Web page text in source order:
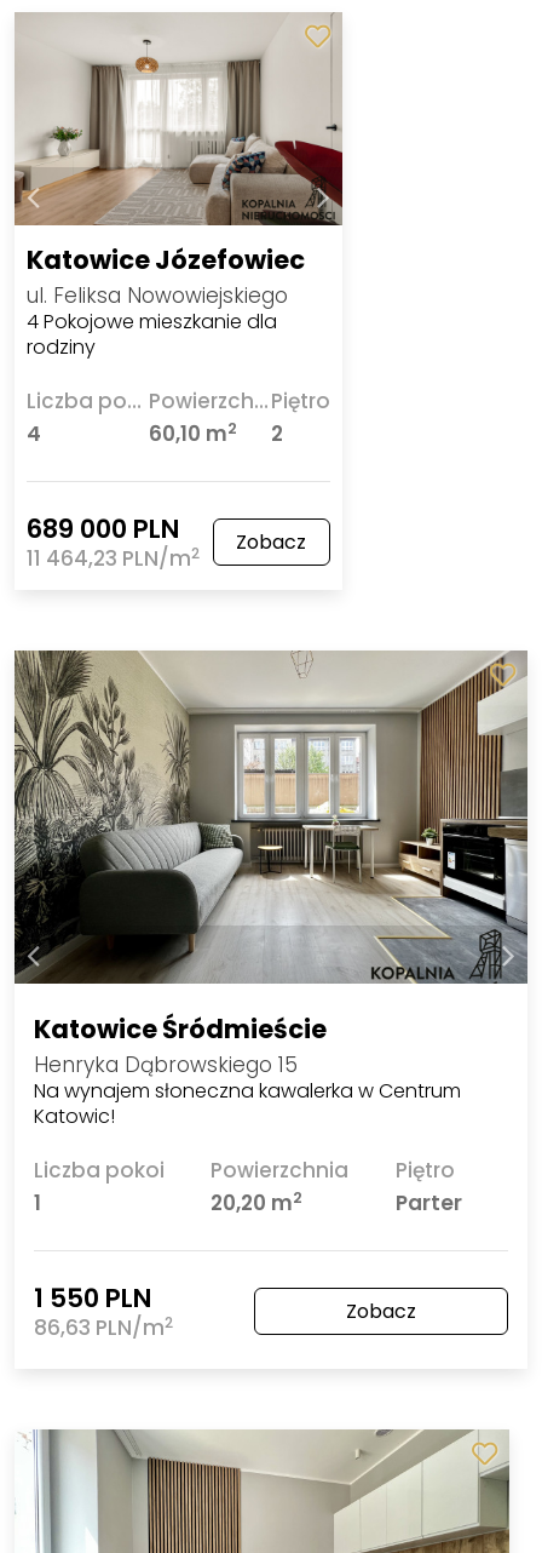
Katowice Józefowiec
ul. Feliksa Nowowiejskiego
4 Pokojowe mieszkanie dla
rodziny
Liczba pokoi
4
Powierzchnia
60,10 m2
Piętro
2
689 000 PLN
11 464,23 PLN/m2 Zobacz
Katowice Śródmieście
Henryka Dąbrowskiego 15
Na wynajem słoneczna kawalerka w Centrum
Katowic!
Liczba pokoi
1
Powierzchnia
20,20 m2
Piętro
Parter
1 550 PLN
86,63 PLN/m2 Zobacz